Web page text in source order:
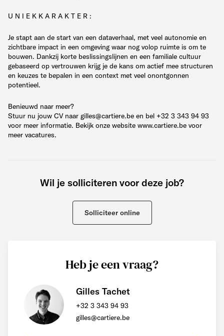
U N I E K K A R A K T E R :
Je stapt aan de start van een dataverhaal, met veel autonomie en
zichtbare impact in een omgeving waar nog volop ruimte is om te
bouwen. Dankzij korte beslissingslijnen en een familiale cultuur
gebaseerd op vertrouwen krijg je de kans om actief mee structuren
en keuzes te bepalen in een context met veel onontgonnen
potentieel.
Benieuwd naar meer?
Stuur nu jouw CV naar gilles@cartiere.be en bel +32 3 343 94 93
voor meer informatie. Bekijk onze website www.cartiere.be voor
meer vacatures.
Wil je solliciteren voor deze job?
Solliciteer online
Heb je een vraag?
Gilles Tachet
+32 3 343 94 93
gilles@cartiere.be